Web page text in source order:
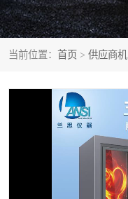
当前位置： 首页 > 供应商机